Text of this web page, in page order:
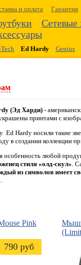
и оплата Гарантия
Сетевые
Ed Hardy Genius
(Эд Харди) -
принтами с
Ed Hardy носили такие
в создании коллекции
особенность любой
стиля «олд-скул».
из символов имеет
Pink
790 руб